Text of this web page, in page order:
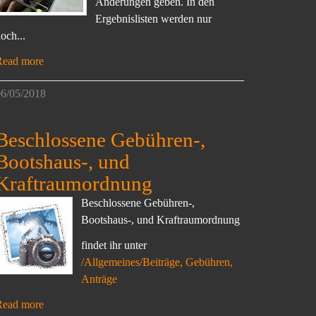
Ergebnislisten werden nur
more
05/2018
Gebühren-,
, und
Beschlossene Gebühren-,
Bootshaus-, und Kraftraumordnung
findet ihr unter
/Allgemeines/Beiträge, Gebühren,
Anträge
more